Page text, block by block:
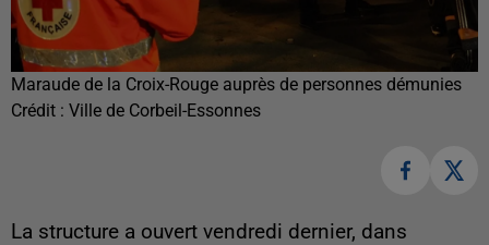
Maraude de la Croix-Rouge auprès de personnes démunies
Crédit : Ville de Corbeil-Essonnes
La structure a ouvert vendredi dernier, dans